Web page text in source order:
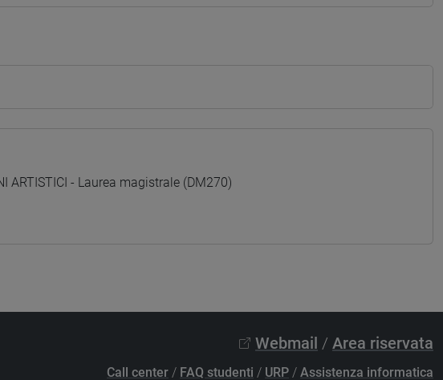
ARTISTICI - Laurea magistrale (DM270)
Webmail / Area riservata
Call center / FAQ studenti / URP / Assistenza informatica